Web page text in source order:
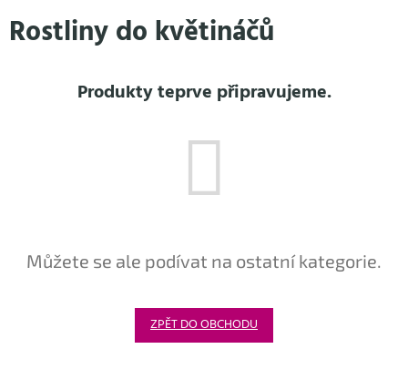
na
obsah
Rostliny do květináčů
Produkty teprve připravujeme.
Můžete se ale podívat na ostatní kategorie.
ZPĚT DO OBCHODU